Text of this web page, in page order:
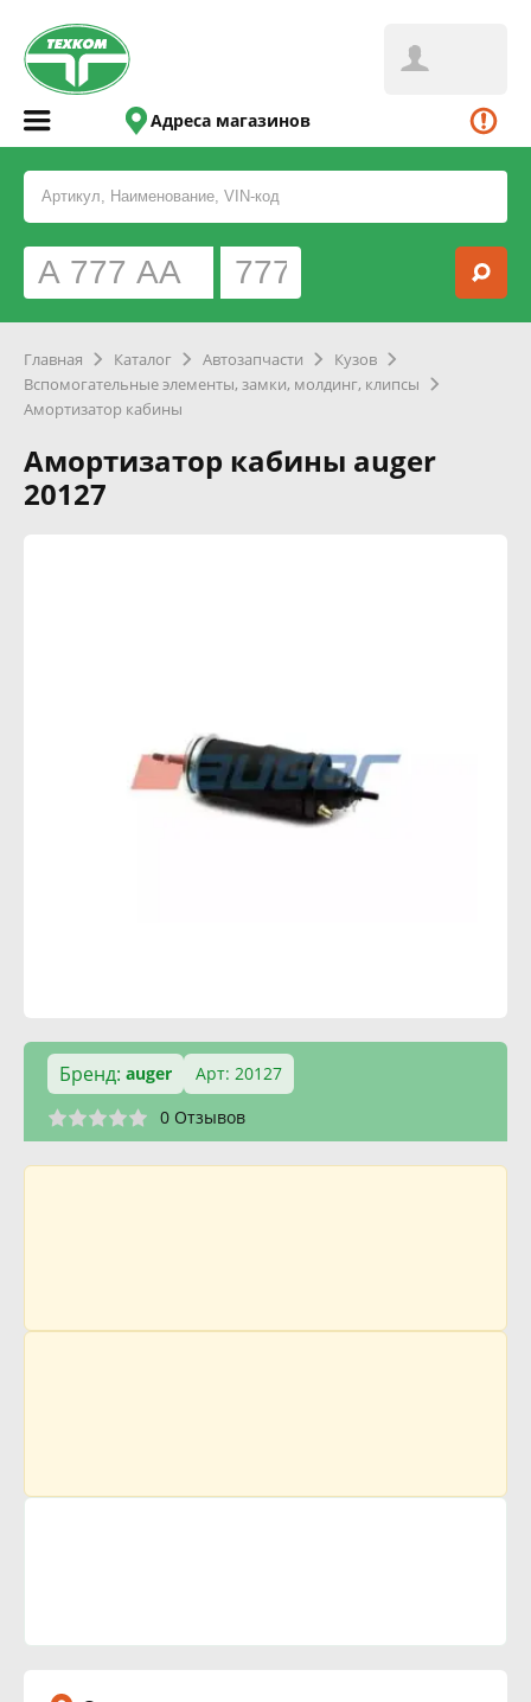
Адреса магазинов
Главная Каталог Автозапчасти
Кузов
Вспомогательные элементы, замки, молдинг, клипсы
Амортизатор кабины
Амортизатор кабины auger
20127
Бренд: auger
Арт: 20127
0 Отзывов